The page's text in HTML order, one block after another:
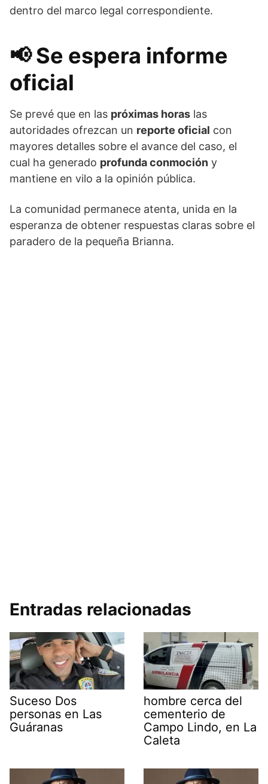
dentro del marco legal correspondiente.
📢Se espera informe
oficial
Se prevé que en las próximas horas las
autoridades ofrezcan un reporte oficial con
mayores detalles sobre el avance del caso, el
cual ha generado profunda conmoción y
mantiene en vilo a la opinión pública.
La comunidad permanece atenta, unida en la
esperanza de obtener respuestas claras sobre el
paradero de la pequeña Brianna.
Entradas relacionadas
Suceso Dos
personas en Las
Guáranas
hombre cerca del
cementerio de
Campo Lindo, en La
Caleta